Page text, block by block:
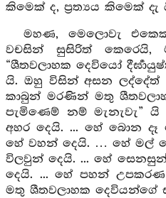
කිමෙක් ද, ප්‍රත්‍යය කිමෙක් දැ
මහණ, මෙලොවැ
වචසින් සුසිරිත් කෙරෙයි,
“ශීතවලාහක දෙවියෝ
යි. ඔහු විසින් අසන ලද්දේත්
කාබුන් මරණින් මතු
පැමිණෙම් නම් මැනැවැ”
අහර දෙයි. ... හේ බොන දෑ
හේ වහන් දෙයි. … හේ මල්
විලවුන් දෙයි. ... හේ
දෙයි. ... හේ පහන්
මතු ශීතවලාහක දෙවියන්ගේ